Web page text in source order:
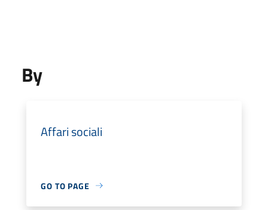
By
Affari sociali
GO TO PAGE